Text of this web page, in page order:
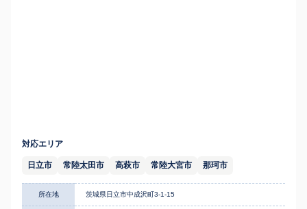
対応エリア
日立市 常陸太田市 高萩市 常陸大宮市 那珂市
所在地 茨城県日立市中成沢町3-1-15